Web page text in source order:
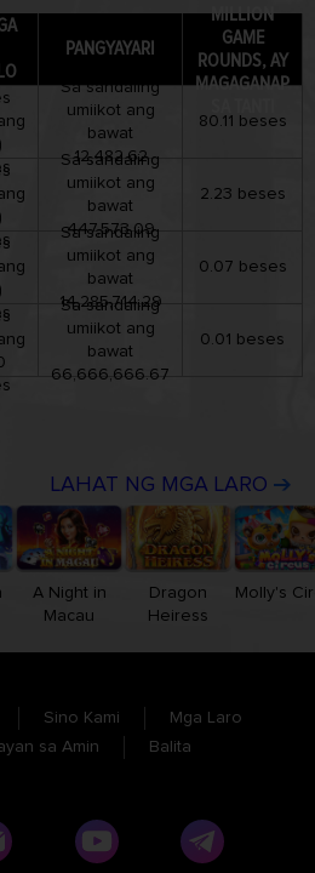
PANGYAYARI
Sa sandaling
umiikot ang
bawat
12,482.62
Sa sandaling
umiikot ang
bawat
447,573.09
Sa sandaling
umiikot ang
bawat
14,285,714.29
Sa sandaling
umiikot ang
bawat
66,666,666.67
MILLION
GAME
ROUNDS, AY
MAGAGANAP
80.11 beses
2.23 beses
0.07 beses
0.01 beses
LAHAT NG MGA LARO
A Night in
Macau
Dragon
Heiress
Molly's
Sino Kami
Mga Laro
sa Amin
Balita